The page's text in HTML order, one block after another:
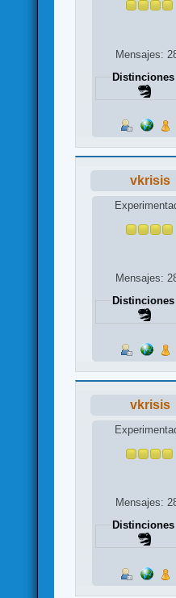
Mensajes:
Distinciones
vkrisis
Mensajes:
Distinciones
vkrisis
Mensajes:
Distinciones